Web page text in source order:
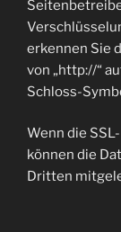
erkennen Sie
von „http://“
Schloss-
Wenn die
können die
Dritten